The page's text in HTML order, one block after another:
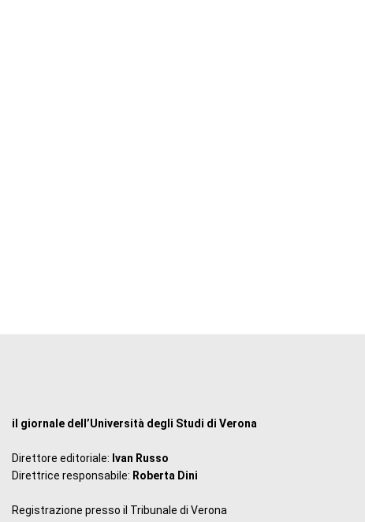
il giornale dell’Università degli Studi di Verona
Direttore editoriale: Ivan Russo
Direttrice responsabile: Roberta Dini
Registrazione presso il Tribunale di Verona